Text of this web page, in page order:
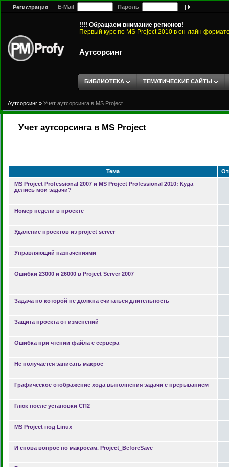
Регистрация E-Mail Пароль
!!!! Обращаем внимание регионов!
Первый курс по MS Project 2010 в он-лайн
Аутсорсинг
БИБЛИОТЕКА ТЕМАТИЧЕСКИЕ САЙТЫ
Аутсорсинг » Учет аутсорсинга в MS Project
Учет аутсорсинга в MS Project
Тема
MS Project Professional 2007 и MS Project Professional 2010: Куда
делись мои задачи?
Номер недели в проекте
Удаление проектов из project server
Управляющий назначениями
Ошибки 23000 и 26000 в Project Server 2007
Задача по которой не должна считаться длительность
Защита проекта от изменений
Ошибка при чтении файла с сервера
Не получается записать макрос
Графическое отображение хода выполнения задачи с прерыванием
Глюк после установки СП2
MS Project под Linux
И снова вопрос по макросам. Project_BeforeSave